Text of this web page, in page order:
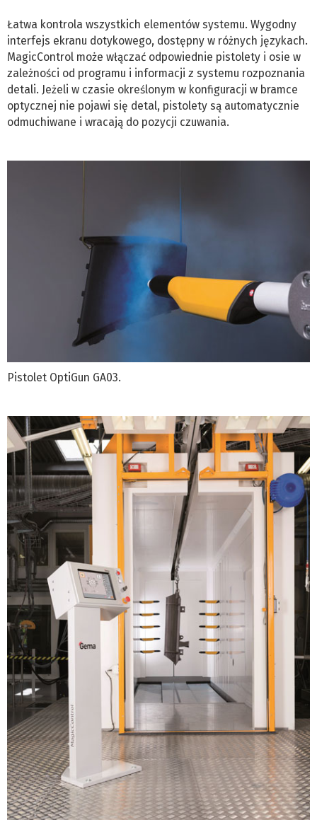
Łatwa kontrola wszystkich elementów systemu. Wygodny
interfejs ekranu dotykowego, dostępny w różnych językach.
MagicControl może włączać odpowiednie pistolety i osie w
zależności od programu i informacji z systemu rozpoznania
detali. Jeżeli w czasie określonym w konfiguracji w bramce
optycznej nie pojawi się detal, pistolety są automatycznie
odmuchiwane i wracają do pozycji czuwania.
Pistolet OptiGun GA03.